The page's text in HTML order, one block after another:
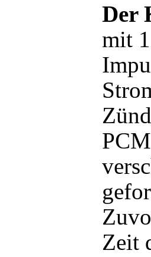
Der
mit
Zeit